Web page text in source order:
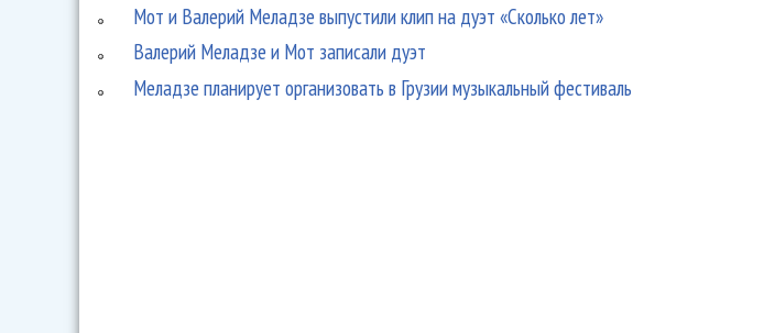
Мот и Валерий Меладзе выпустили клип на дуэт «Сколько лет»
Валерий Меладзе и Мот записали дуэт
Меладзе планирует организовать в Грузии музыкальный фестиваль